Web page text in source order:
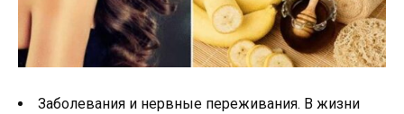
Заболевания и нервные переживания. В жизни